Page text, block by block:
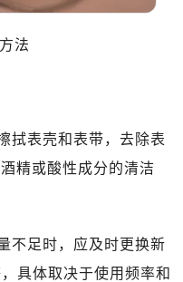
法
拭表壳和表带，去除表
精或酸性成分的清洁
不足时，应及时更换新
具体取决于使用频率和